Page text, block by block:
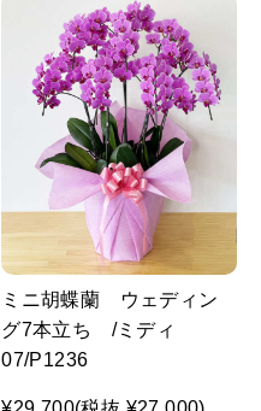
ミニ胡蝶蘭 ウェディン
グ7本立ち /ミディ
07/P1236